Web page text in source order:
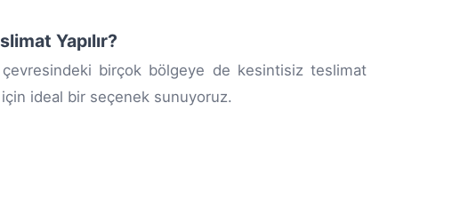
Yapılır?
birçok bölgeye de kesintisiz teslimat
ideal bir seçenek sunuyoruz.